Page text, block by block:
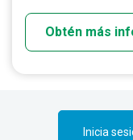
la vida es un regalo
cuidar a todas las
si fueran su propia
Obtén más
Inicia